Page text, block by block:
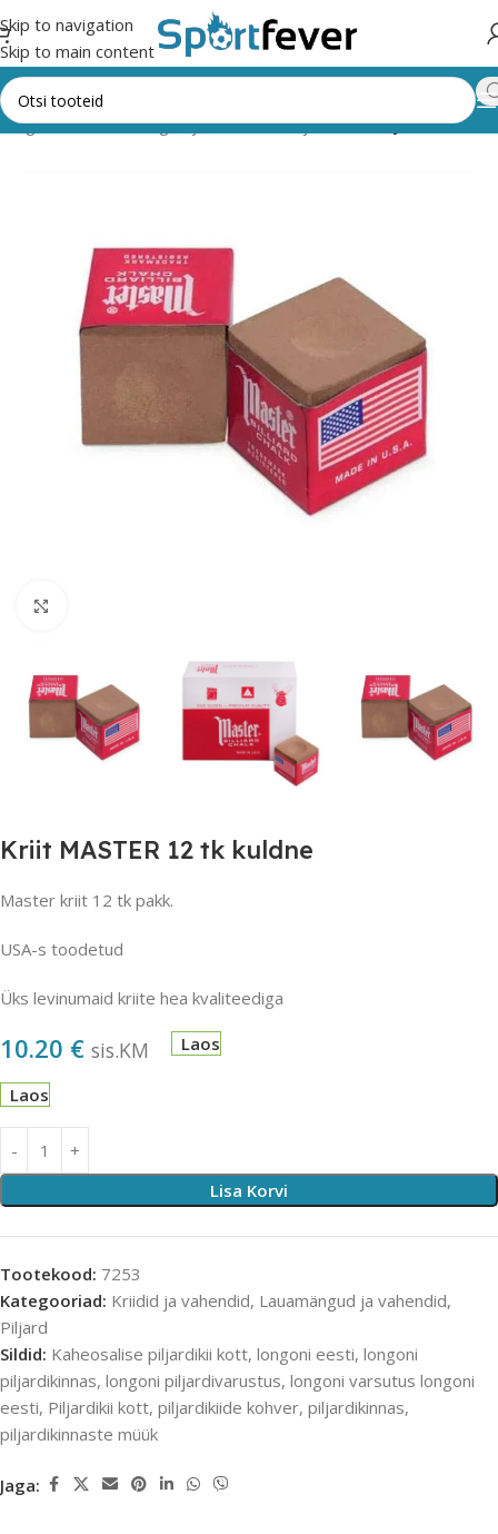
Skip to navigation
Skip to main content
Lauamängud ja vahendid Piljard Kriidid ja vahendid
Kriit MASTER 12 tk kuldne
Master kriit 12 tk pakk.
USA-s toodetud
Üks levinumaid kriite hea kvaliteediga
10.20 € sis.KM Laos
Laos
Lisa Korvi
Tootekood: 7253
Kategooriad: Kriidid ja vahendid, Lauamängud ja vahendid,
Piljard
Sildid: Kaheosalise piljardikii kott, longoni eesti, longoni
piljardikinnas, longoni piljardivarustus, longoni varsutus longoni
eesti, Piljardikii kott, piljardikiide kohver, piljardikinnas,
piljardikinnaste müük
Jaga: